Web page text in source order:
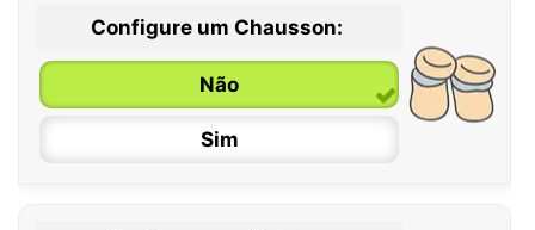
0 / 6 meses
6 / 12 meses
12 / 18 meses
Configure um Chausson:
Não
Sim